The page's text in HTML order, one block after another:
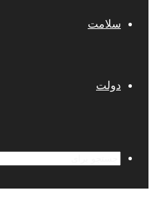
سلامت
دولت